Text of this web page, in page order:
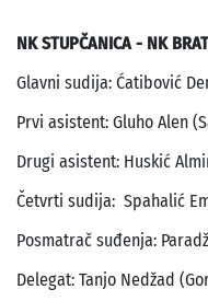
NK STUPČANICA - NK
Glavni sudija: Ćatibović
Prvi asistent: Gluho Alen
Drugi asistent: Huskić
Četvrti sudija: Spahalić
Posmatrač suđenja:
Delegat: Tanjo Nedžad